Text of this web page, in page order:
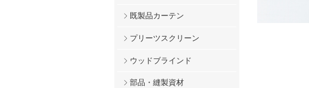
既製品カーテン
プリーツスクリーン
ウッドブラインド
部品・縫製資材